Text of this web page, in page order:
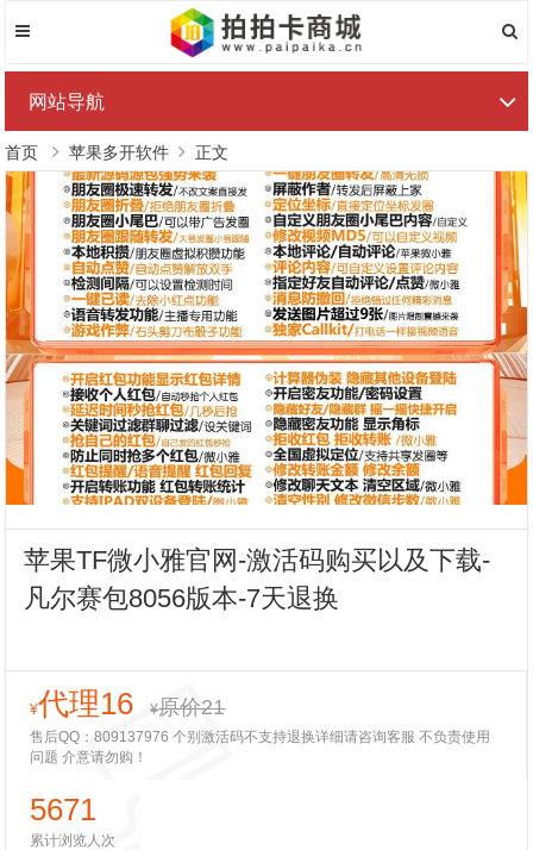
网站导航
首页 苹果多开软件 正文
苹果TF微小雅官网-激活码购买以及下载-
凡尔赛包8056版本-7天退换
¥代理16 ¥原价21
售后QQ：809137976 个别激活码不支持退换详细请咨询客服 不负责使用
问题 介意请勿购！
5671
累计浏览人次